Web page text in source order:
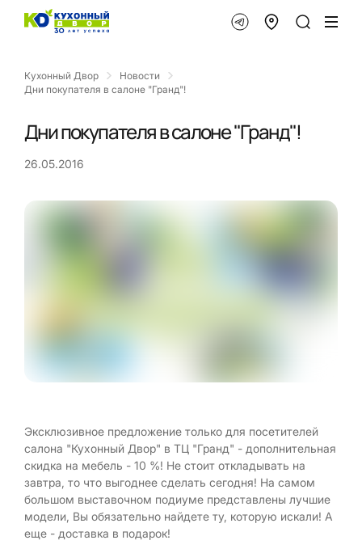
Кухонный Двор
Новости
Дни покупателя в салоне "Гранд"!
Дни покупателя в салоне "Гранд"!
26.05.2016
Эксклюзивное предложение только для посетителей
салона "Кухонный Двор" в ТЦ "Гранд" - дополнительная
скидка на мебель - 10 %! Не стоит откладывать на
завтра, то что выгоднее сделать сегодня! На самом
большом выставочном подиуме представлены лучшие
модели, Вы обязательно найдете ту, которую искали! А
еще - доставка в подарок!